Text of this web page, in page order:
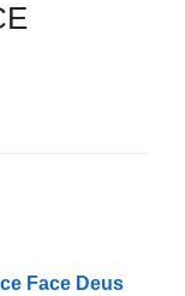
Face Deus